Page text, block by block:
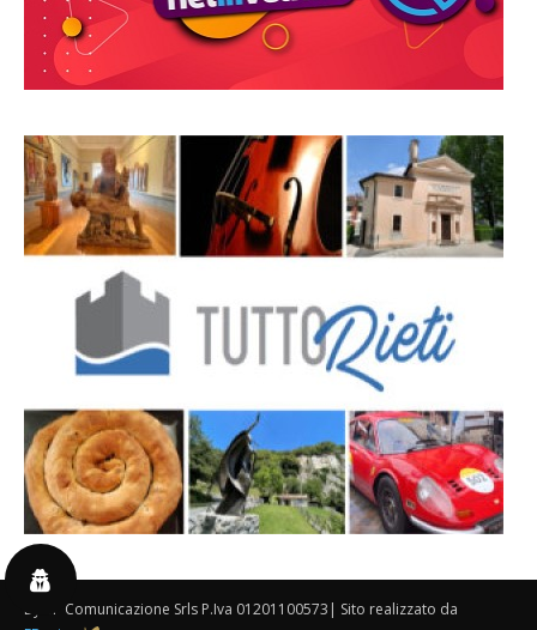
By 3P Comunicazione Srls P.Iva 01201100573| Sito realizzato da